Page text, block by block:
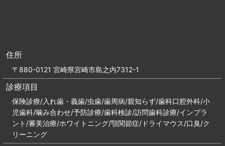
住所
〒880-0121 宮崎県宮崎市島之内7312-1
診療項目
保険診療/入れ歯・義歯/虫歯/歯周病/親知らず/歯科口腔外科/小
児歯科/噛み合わせ/予防診療/歯科検診/訪問歯科診療/インプラ
ント/審美治療/ホワイトニング/顎関節症/ドライマウス/口臭/ク
リーニング